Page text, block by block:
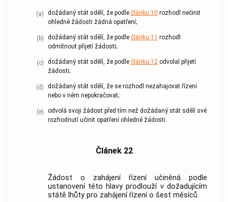
(a) dožádaný stát sdělí, že podle článku 10 rozhodl nečinit
ohledně žádosti žádná opatření;
(b) dožádaný stát sdělí, že podle článku 11 rozhodl
odmítnout přijetí žádosti;
(c) dožádaný stát sdělí, že podle článku 12odvolal přijetí
žádosti;
(d)
dožádaný stát sdělí, že se rozhodl nezahajovat řízení
nebo v něm nepokračovat;
(e)
odvolá svoji žádost před tím než dožádaný stát sdělí své
rozhodnutí učinit opatření ohledně žádosti.
Článek 22
Žádost o zahájení řízení učiněná podle
ustanovení této hlavy prodlouží v dožadujícím
státě lhůty pro zahájení řízení o šest měsíců.